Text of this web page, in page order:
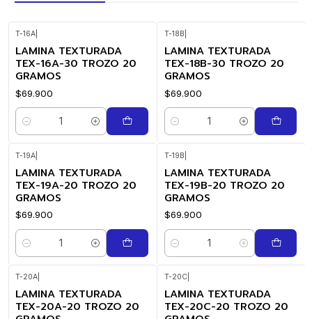
T-16A
LAMINA TEXTURADA
TEX-16A-30 TROZO 20
GRAMOS
$69.900
Cantidad
T-18B
LAMINA TEXTURADA
TEX-18B-30 TROZO 20
GRAMOS
$69.900
Cantidad
T-19A
LAMINA TEXTURADA
TEX-19A-20 TROZO 20
GRAMOS
$69.900
Cantidad
T-19B
LAMINA TEXTURADA
TEX-19B-20 TROZO 20
GRAMOS
$69.900
Cantidad
T-20A
LAMINA TEXTURADA
TEX-20A-20 TROZO 20
T-20C|
LAMINA TEXTURADA
TEX-20C-20 TROZO 20